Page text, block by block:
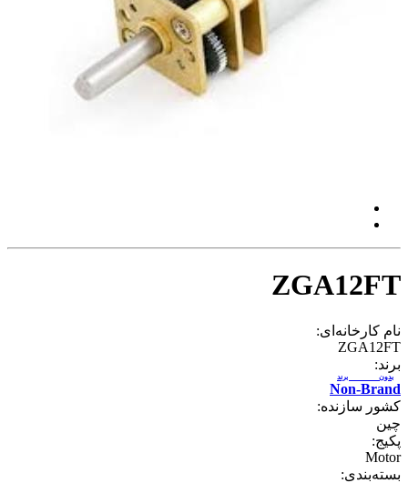
ZGA12FT
نام کارخانه‌ای:
ZGA12FT
برند:
Non-Brand
بدون برند
کشور سازنده:
چین
پکیج:
Motor
بسته‌بندی: